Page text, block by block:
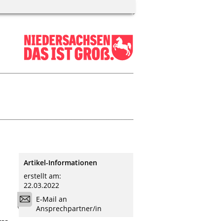
Artikel-Informationen
erstellt am:
22.03.2022
E-Mail an
Ansprechpartner/in